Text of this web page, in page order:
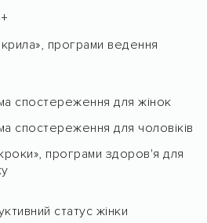
крила», програми ведення
спостереження для жінок
спостереження для чоловіків
програми здоров'я для
статус жінки